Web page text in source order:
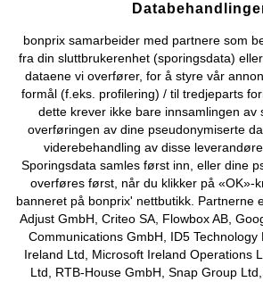
Om Oss Angre kjøp
© 2026 bonprix.
bonprix samarbeider med partnere som
fra din sluttbrukerenhet (sporingsdata)
dataene vi overfører, for å styre vår
formål (f.eks. profilering) / til tredjeparts
dette krever ikke bare innsamlingen av
overføringen av dine pseudonymiserte
viderebehandling av disse
Sporingsdata samles først inn, eller dine
overføres først, når du klikker på «OK»-
banneret på bonprix' nettbutikk. Partnerne
Adjust GmbH, Criteo SA, Flowbox AB,
Communications GmbH, ID5
Ireland Ltd, Microsoft Ireland Operations
Ltd, RTB-House GmbH, Snap Group